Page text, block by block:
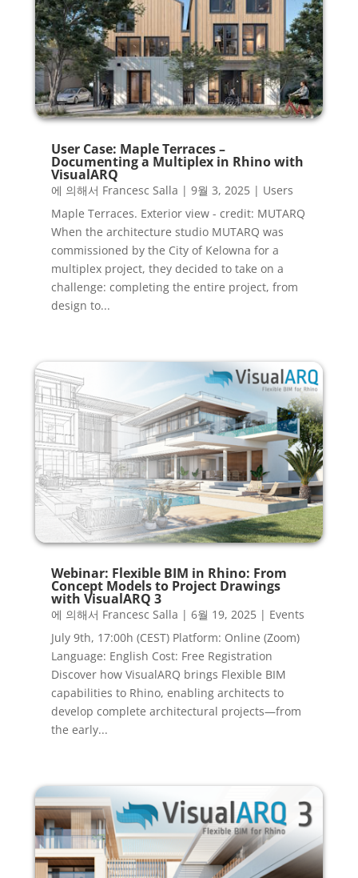
User Case: Maple Terraces –
Documenting a Multiplex in Rhino with
VisualARQ
에 의해서 Francesc Salla | 9월 3, 2025| Users
Maple Terraces. Exterior view - credit: MUTARQ
When the architecture studio MUTARQ was
commissioned by the City of Kelowna for a
multiplex project, they decided to take on a
challenge: completing the entire project, from
design to...
Webinar: Flexible BIM in Rhino: From
Concept Models to Project Drawings
with VisualARQ 3
에 의해서 Francesc Salla | 6월 19, 2025| Events
July 9th, 17:00h (CEST) Platform: Online (Zoom)
Language: English Cost: Free Registration
Discover how VisualARQ brings Flexible BIM
capabilities to Rhino, enabling architects to
develop complete architectural projects—from
the early...